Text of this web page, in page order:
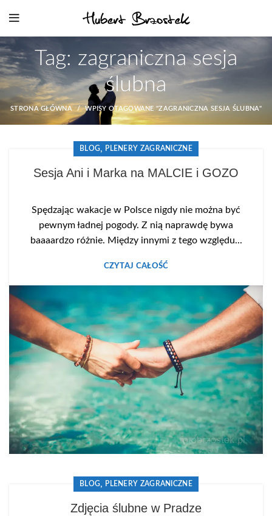
Tag: zagraniczna sesja
ślubna
STRONA GŁÓWNA WPISY OTAGOWANE "ZAGRANICZNA SESJA ŚLUBNA"
BLOG, PLENERY ZAGRANICZNE
Sesja Ani i Marka na MALCIE i GOZO
Spędzając wakacje w Polsce nigdy nie można być
pewnym ładnej pogody. Z nią naprawdę bywa
baaaardzo różnie. Między innymi z tego względu...
CZYTAJ CAŁOŚĆ
BLOG, PLENERY ZAGRANICZNE
Zdjęcia ślubne w Pradze